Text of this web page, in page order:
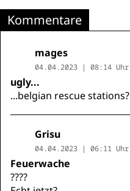
Kommentare
mages
04.04.2023 | 08:14 Uhr
ugly...
...belgian rescue stations?
Grisu
04.04.2023 | 06:11 Uhr
Feuerwache
????